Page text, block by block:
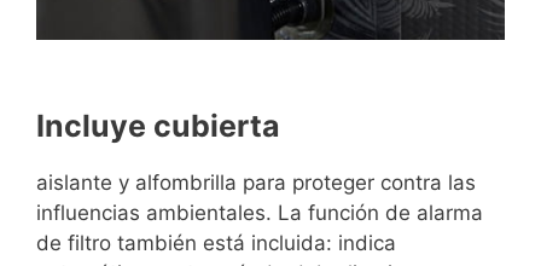
Incluye cubierta
aislante y alfombrilla para proteger contra las
influencias ambientales. La función de alarma
de filtro también está incluida: indica